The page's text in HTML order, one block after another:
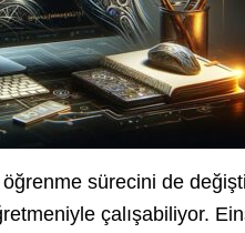
sürecini de
çalışabiliyor.